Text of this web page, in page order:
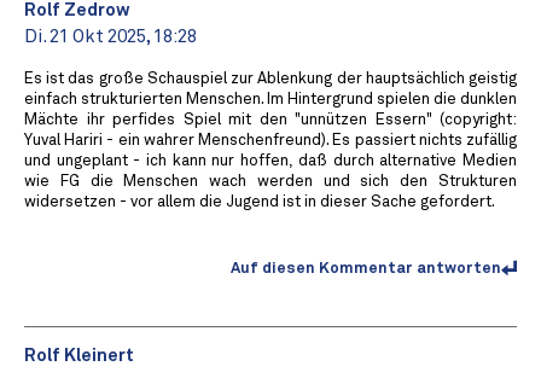
Rolf Zedrow
Di. 21 Okt 2025, 18:28
Es ist das große Schauspiel zur Ablenkung der hauptsächlich geistig
einfach strukturierten Menschen. Im Hintergrund spielen die dunklen
Mächte ihr perfides Spiel mit den "unnützen Essern" (copyright:
Yuval Hariri - ein wahrer Menschenfreund). Es passiert nichts zufällig
und ungeplant - ich kann nur hoffen, daß durch alternative Medien
wie FG die Menschen wach werden und sich den Strukturen
widersetzen - vor allem die Jugend ist in dieser Sache gefordert.
Auf diesen Kommentar antworten
Rolf Kleinert